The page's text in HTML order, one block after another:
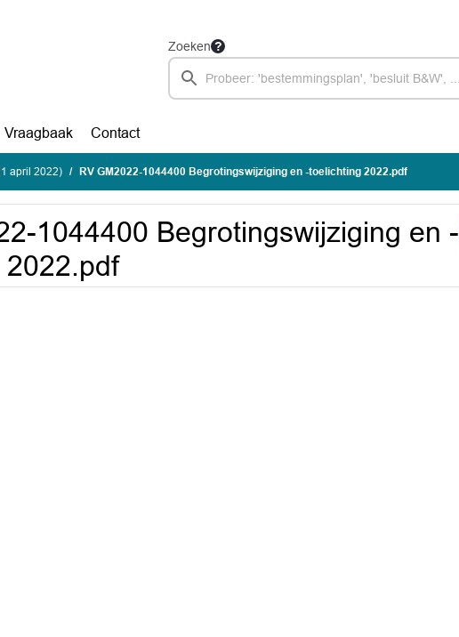
Zoeken
Vraagbaak Contact
april 2022) RV GM2022-1044400 Begrotingswijziging en -toelichting 2022.pdf
1044400 Begrotingswijziging en -